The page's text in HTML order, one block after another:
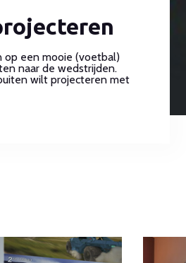
op een mooie (voetbal)
naar de wedstrijden.
wilt projecteren met